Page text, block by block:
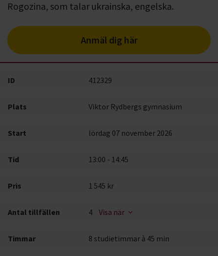
Rogozina, som talar ukrainska, engelska.
Anmäl dig här
ID 412329
Plats Viktor Rydbergs gymnasium
Start lördag 07 november 2026
Tid 13:00 - 14:45
Pris 1 545 kr
Antal tillfällen 4 Visa när
Timmar 8 studietimmar à 45 min